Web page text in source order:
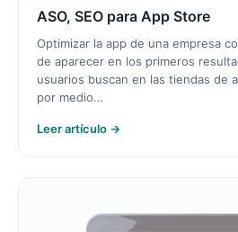
ASO, SEO para App Store
Optimizar la app de una empresa
de aparecer en los primeros
usuarios buscan en las tiendas de
por medio…
Leer artículo →